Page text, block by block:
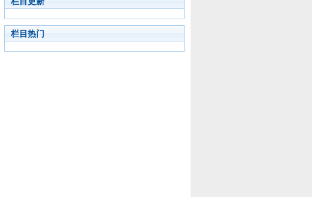
栏目热门